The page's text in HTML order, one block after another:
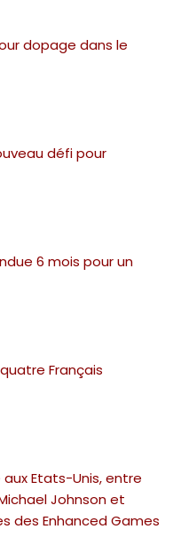
dopage dans le
défi pour
6 mois pour un
Français
Etats-Unis, entre
Johnson et
des Enhanced Games